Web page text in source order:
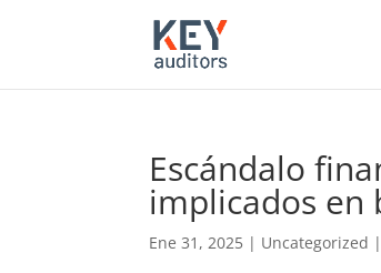
Escándalo
implicados en
Ene 31, 2025 | Uncategorized